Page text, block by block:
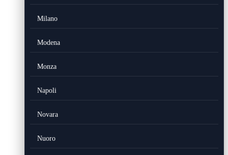
Milano
Modena
Monza
Napoli
Novara
Nuoro